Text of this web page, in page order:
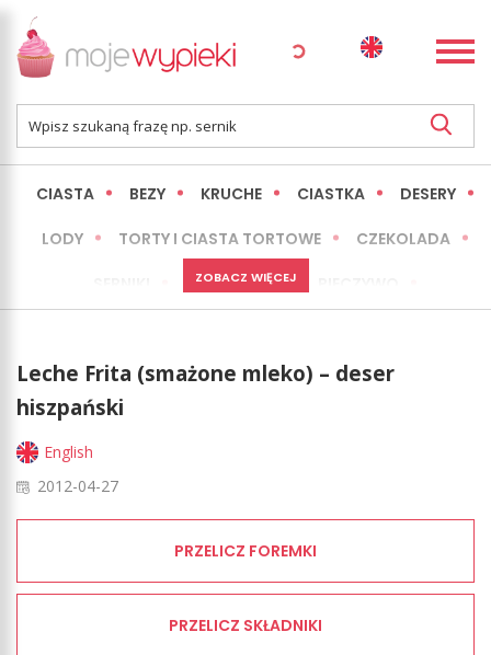
CIASTA BEZY KRUCHE CIASTKA DESERY
LODY TORTY I CIASTA TORTOWE CZEKOLADA
MINI WYPIEKI
LŻEJSZE / ZDROWSZE INNE
ZOBACZ WIĘCEJ
Leche Frita (smażone mleko) – deser
hiszpański
English
2012-04-27
PRZELICZ FOREMKI
PRZELICZ SKŁADNIKI